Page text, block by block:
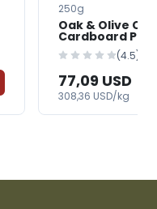
250g
Oak & Olive Co.
Cardboard
FreshGrocer
(4.5)
77,09 USD
308,36 USD/kg